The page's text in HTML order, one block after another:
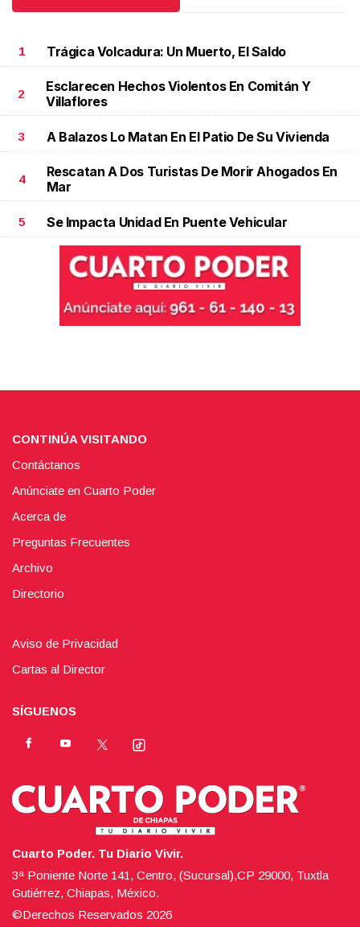
1 Trágica Volcadura: Un Muerto, El Saldo
2
Esclarecen Hechos Violentos En Comitán Y
Villaflores
3 A Balazos Lo Matan En El Patio De Su Vivienda
4
Rescatan A Dos Turistas De Morir Ahogados En
Mar
5 Se Impacta Unidad En Puente Vehicular
CONTINÚA VISITANDO
Contáctanos
Anúnciate en Cuarto Poder
Acerca de
Preguntas Frecuentes
Archivo
Directorio
Aviso de Privacidad
Cartas al Director
SÍGUENOS
Cuarto Poder. Tu Diario Vivir.
3ª Poniente Norte 141, Centro, (Sucursal),CP 29000, Tuxtla
Gutiérrez, Chiapas, México.
©Derechos Reservados 2026